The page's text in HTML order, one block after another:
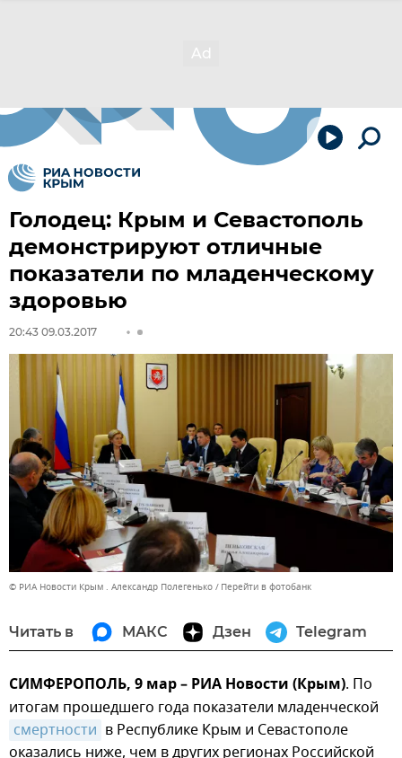
Голодец: Крым и Севастополь
демонстрируют отличные
показатели по младенческому
здоровью
20:43 09.03.2017
© РИА Новости Крым . Александр Полегенько Перейти в фотобанк
Читать в МАКС Дзен Telegram
СИМФЕРОПОЛЬ, 9 мар – РИА Новости (Крым). По
итогам прошедшего года показатели младенческой
смертности в Республике Крым и Севастополе
оказались ниже, чем в других регионах Российской